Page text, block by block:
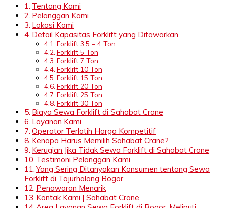
Tentang Kami
Pelanggan Kami
Lokasi Kami
Detail Kapasitas Forklift yang Ditawarkan
Forklift 3.5 – 4 Ton
Forklift 5 Ton
Forklift 7 Ton
Forklift 10 Ton
Forklift 15 Ton
Forklift 20 Ton
Forklift 25 Ton
Forklift 30 Ton
Biaya Sewa Forklift di Sahabat Crane
Layanan Kami
Operator Terlatih Harga Kompetitif
Kenapa Harus Memilih Sahabat Crane?
Kerugian Jika Tidak Sewa Forklift di Sahabat Crane
Testimoni Pelanggan Kami
Yang Sering Ditanyakan Konsumen tentang Sewa
Forklift di Tajurhalang Bogor
Penawaran Menarik
Kontak Kami | Sahabat Crane